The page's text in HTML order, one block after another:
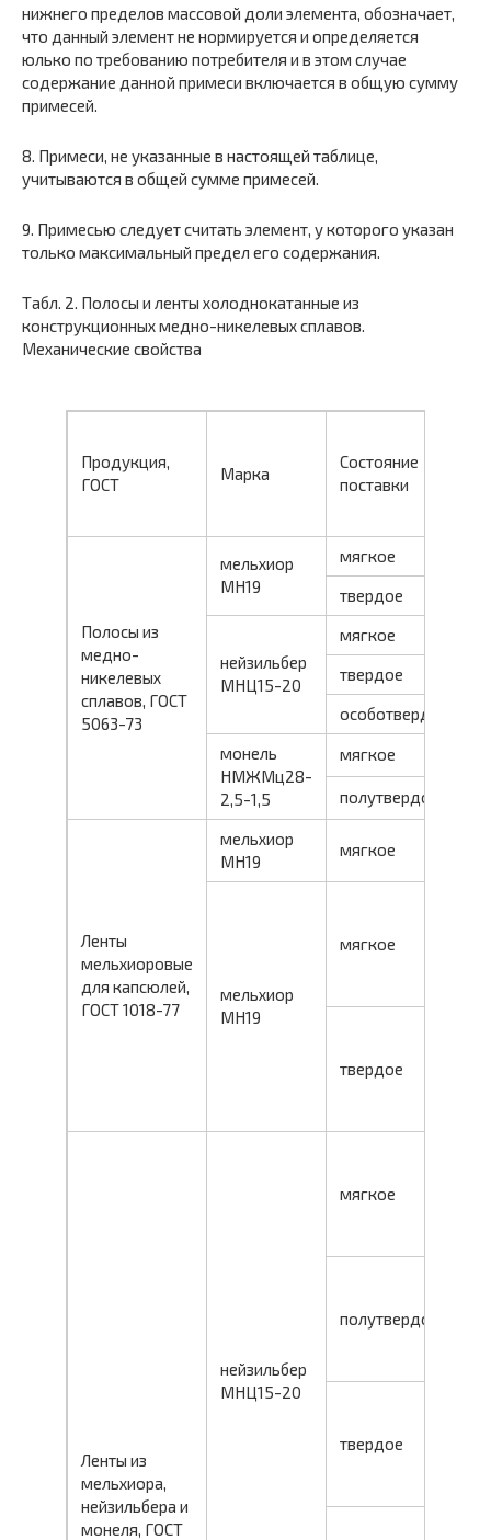
нижнего пределов массовой доли элемента, обозначает,
что данный элемент не нормируется и определяется
юлько по требованию потребителя и в этом случае
содержание данной примеси включается в общую сумму
примесей.
8. Примеси, не указанные в настоящей таблице,
учитываются в общей сумме примесей.
9. Примесью следует считать элемент, у которого указан
только максимальный предел его содержания.
Табл. 2. Полосы и ленты холоднокатанные из
конструкционных медно-никелевых сплавов.
Механические свойства
Продукция,
ГОСТ
Марка
Состояние
поставки
Полосы из
медно-
никелевых
сплавов, ГОСТ
5063-73
мельхиор
МН19
мягкое
твердое
нейзильбер
МНЦ15-20
мягкое
твердое
особотвердое
монель
НМЖМц28-
2,5-1,5
мягкое
полутвердое
Ленты
мельхиоровые
для капсюлей,
ГОСТ 1018-77
мельхиор
МН19
мягкое
мельхиор
МН19
мягкое
твердое
Ленты из
мельхиора,
нейзильбера и
монеля, ГОСТ
нейзильбер
МНЦ15-20
мягкое
полутвердое
твердое